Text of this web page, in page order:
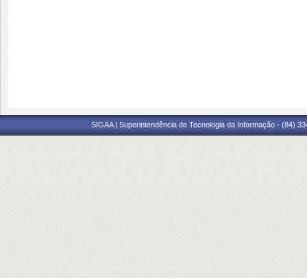
SIGAA | Superintendência de Tecnologia da Informação - (84)